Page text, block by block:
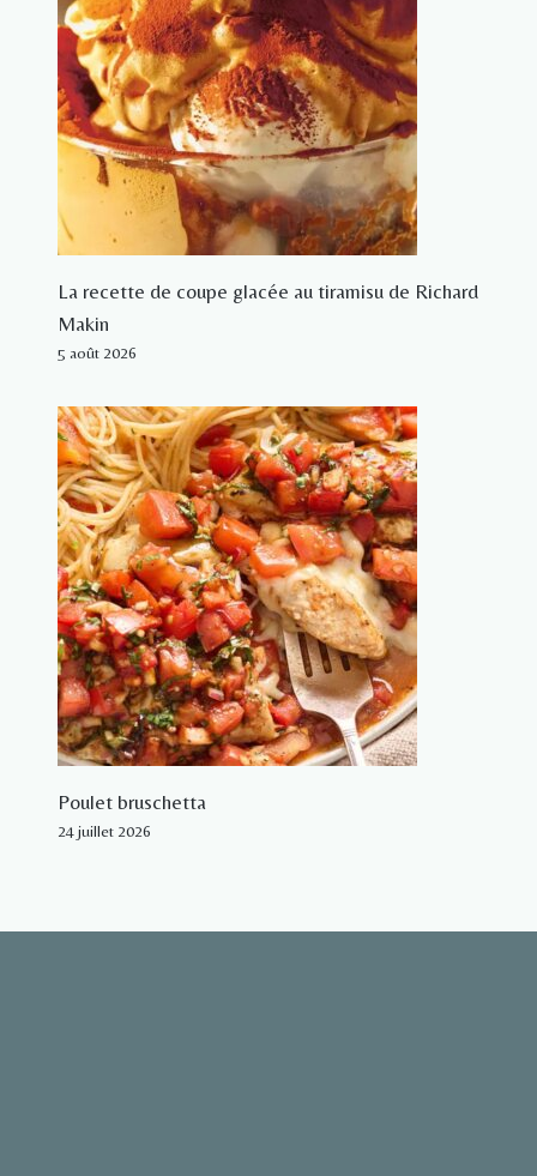
La recette de coupe glacée au tiramisu de Richard
Makin
5 août 2026
Poulet bruschetta
24 juillet 2026